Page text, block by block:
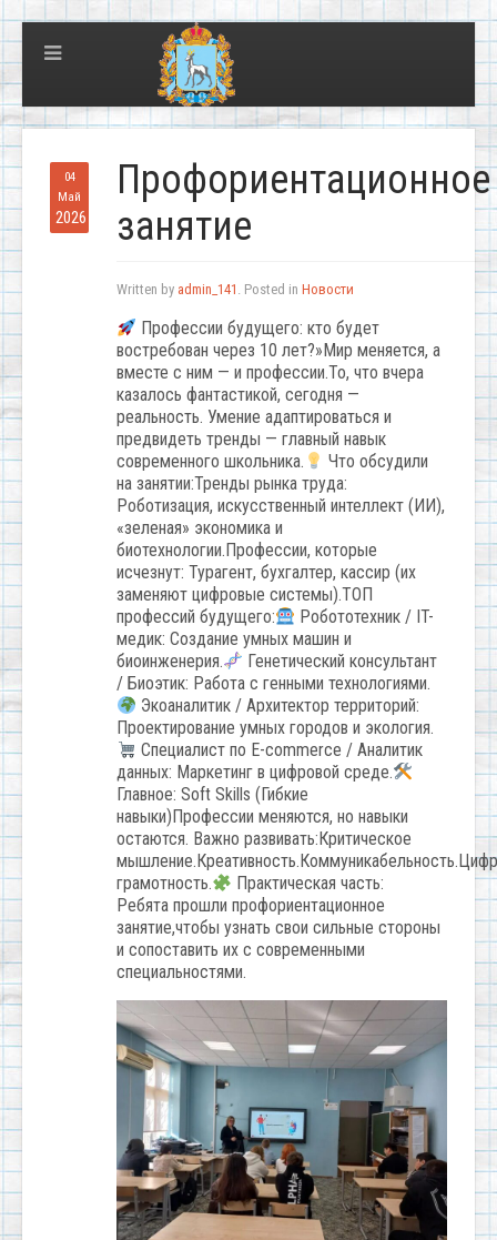
04
Май
2026
Профориентационное
занятие
Written by admin_141 . Posted in Новости
Профессии будущего: кто будет
востребован через 10 лет?»Мир меняется, а
вместе с ним — и профессии.То, что вчера
казалось фантастикой, сегодня —
реальность. Умение адаптироваться и
предвидеть тренды — главный навык
современного школьника.
Что обсудили
на занятии:Тренды рынка труда:
Роботизация, искусственный интеллект (ИИ),
«зеленая» экономика и
биотехнологии.Профессии, которые
исчезнут: Турагент, бухгалтер, кассир (их
заменяют цифровые системы).ТОП
профессий будущего:
Робототехник / IT-
медик: Создание умных машин и
биоинженерия.
Генетический консультант
/ Биоэтик: Работа с генными технологиями.
Экоаналитик / Архитектор территорий:
Проектирование умных городов и экология.
Специалист по E-commerce / Аналитик
данных: Маркетинг в цифровой среде.
Главное: Soft Skills (Гибкие
навыки)Профессии меняются, но навыки
остаются. Важно развивать:Критическое
грамотность.
Практическая часть:
Ребята прошли профориентационное
занятие,чтобы узнать свои сильные стороны
и сопоставить их с современными
специальностями.